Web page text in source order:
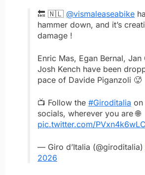
🔙 🇳🇱 @vismaleaseabike
hammer down, and it’s
damage !
Enric Mas, Egan Bernal, Jan
Josh Kench have been
pace of Davide Piganzoli 🥵
📺 Follow the #Giroditalia on
socials, wherever you are 🌐
pic.twitter.com/PVxn4k6wLC
— Giro d’Italia (@giroditalia)
2026